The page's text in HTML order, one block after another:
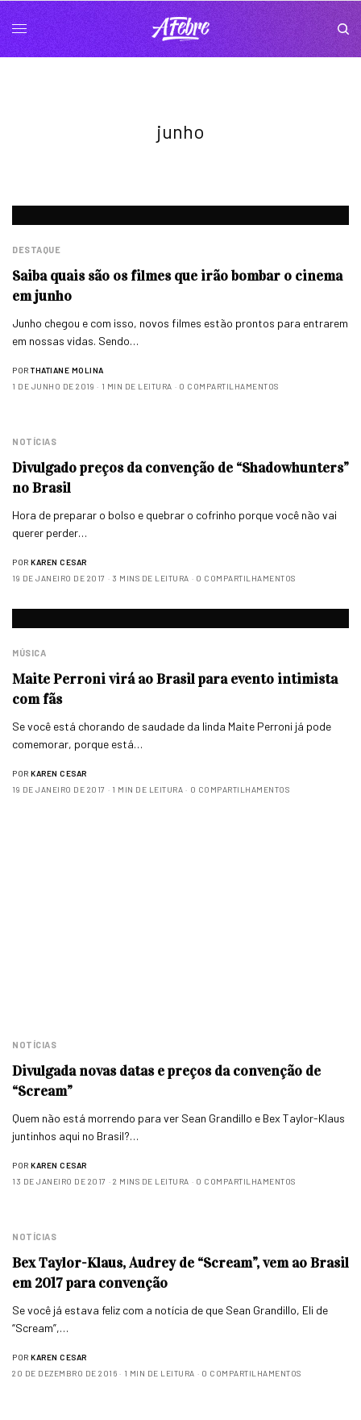
junho
DESTAQUE
Saiba quais são os filmes que irão bombar o cinema
em junho
Junho chegou e com isso, novos filmes estão prontos para entrarem
em nossas vidas. Sendo…
POR THATIANE MOLINA
1 DE JUNHO DE 2019
1 MIN DE LEITURA 0 COMPARTILHAMENTOS
NOTÍCIAS
Divulgado preços da convenção de “Shadowhunters”
no Brasil
Hora de preparar o bolso e quebrar o cofrinho porque você não vai
querer perder…
POR KAREN CESAR
19 DE JANEIRO DE 2017
3 MINS DE LEITURA 0 COMPARTILHAMENTOS
MÚSICA
Maite Perroni virá ao Brasil para evento intimista
com fãs
Se você está chorando de saudade da linda Maite Perroni já pode
comemorar, porque está…
POR KAREN CESAR
19 DE JANEIRO DE 2017
1 MIN DE LEITURA 0 COMPARTILHAMENTOS
NOTÍCIAS
Divulgada novas datas e preços da convenção de
“Scream”
Quem não está morrendo para ver Sean Grandillo e Bex Taylor-Klaus
juntinhos aqui no Brasil?…
POR KAREN CESAR
13 DE JANEIRO DE 2017
2 MINS DE LEITURA 0 COMPARTILHAMENTOS
NOTÍCIAS
Bex Taylor-Klaus, Audrey de “Scream”, vem ao Brasil
em 2017 para convenção
Se você já estava feliz com a notícia de que Sean Grandillo, Eli de
“Scream”,…
POR KAREN CESAR
20 DE DEZEMBRO DE 2016
1 MIN DE LEITURA 0 COMPARTILHAMENTOS